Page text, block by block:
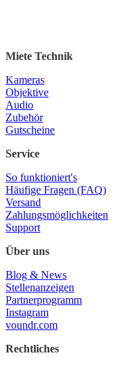
Miete Technik
Kameras
Objektive
Audio
Zubehör
Gutscheine
Service
So funktioniert's
Häufige Fragen (FAQ)
Versand
Zahlungsmöglichkeiten
Support
Über uns
Blog & News
Stellenanzeigen
Partnerprogramm
Instagram
voundr.com
Rechtliches